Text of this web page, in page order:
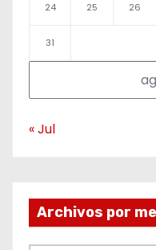
24 25 26
31
« Jul
Archivos por